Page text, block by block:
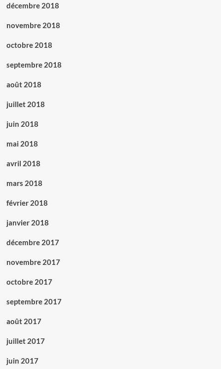
décembre 2018
novembre 2018
octobre 2018
septembre 2018
août 2018
juillet 2018
juin 2018
mai 2018
avril 2018
mars 2018
février 2018
janvier 2018
décembre 2017
novembre 2017
octobre 2017
septembre 2017
août 2017
juillet 2017
juin 2017